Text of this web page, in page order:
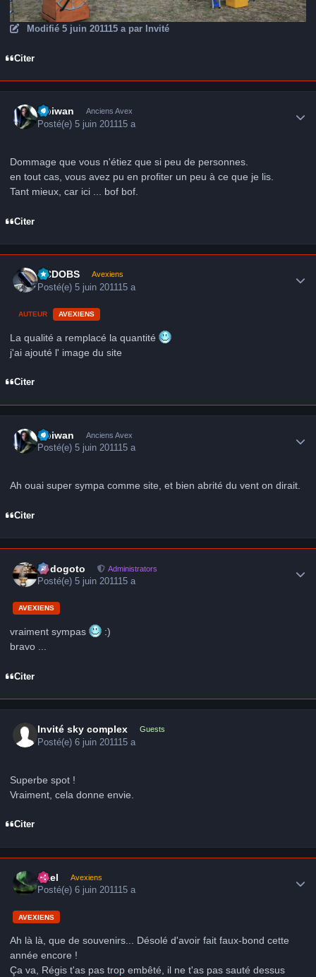
Modifié 5 juin 201115 apar Invité
Citer
Obiwan Anciens Avex
Posté(e)5 juin 201115 a
Dommage que vous n'étiez que si peu de personnes.
en tout cas, vous avez pu en profiter un peu à ce que je lis.
Tant mieux, car ici ... bof bof.
Citer
CCDOBS Avexiens
Posté(e)5 juin 2011 15 a
AUTEUR AVEXIENS
La qualité a remplacé la quantité
j'ai ajouté l' image du site
Citer
Obiwan Anciens Avex
Posté(e)5 juin 201115 a
Ah ouai super sympa comme site, et bien abrité du vent on dirait.
Citer
frédogoto Administrators
Posté(e)5 juin 201115 a
AVEXIENS
vraiment sympas
:)
bravo ...
Citer
Invité sky complex Guests
Posté(e)6 juin 2011 15 a
Superbe spot !
Vraiment, cela donne envie.
Citer
Axel Avexiens
Posté(e)6 juin 201115 a
AVEXIENS
Ah là là, que de souvenirs... Désolé d'avoir fait faux-bond cette
année encore !
Ça va, Régis t'as pas trop embêté, il ne t'as pas sauté dessus